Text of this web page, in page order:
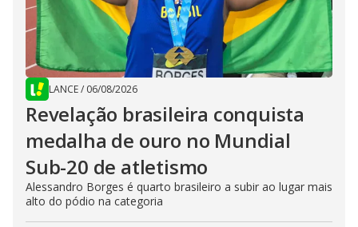
LANCE/ 06/08/2026
Revelação brasileira conquista
medalha de ouro no Mundial
Sub-20 de atletismo
Alessandro Borges é quarto brasileiro a subir ao lugar mais
alto do pódio na categoria